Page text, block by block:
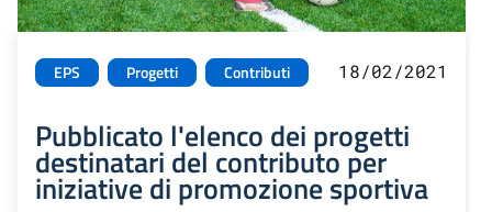
EPS Progetti Contributi 18/02/2021
Pubblicato l'elenco dei progetti
destinatari del contributo per
iniziative di promozione sportiva